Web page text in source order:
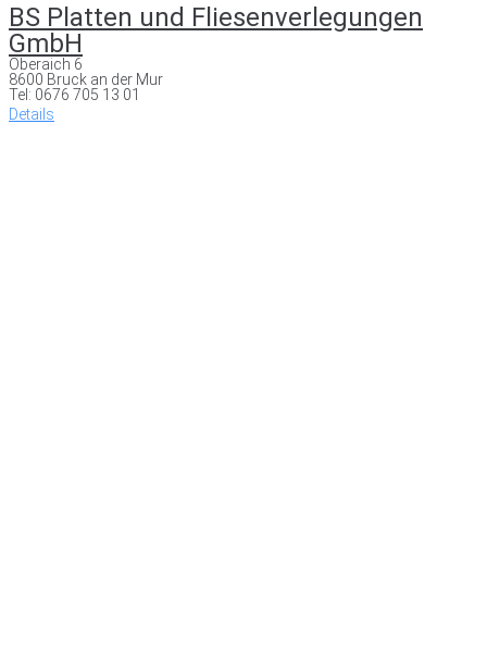
BS Platten und Fliesenverlegungen
GmbH
Oberaich 6
8600 Bruck an der Mur
Tel: 0676 705 13 01
Details